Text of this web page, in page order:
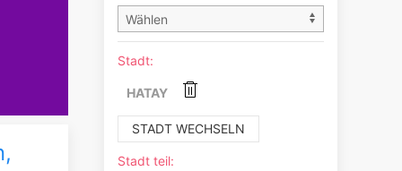
Stadt:
HATAY
STADT WECHSELN
Stadt teil: